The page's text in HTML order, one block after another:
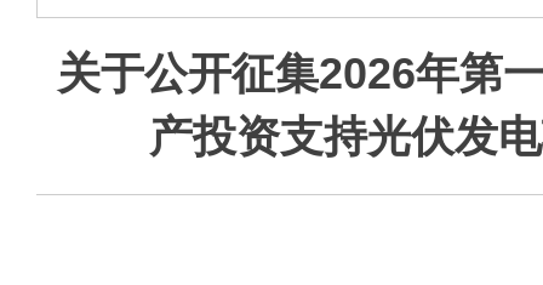
关于公开征集2026年第
产投资支持光伏发